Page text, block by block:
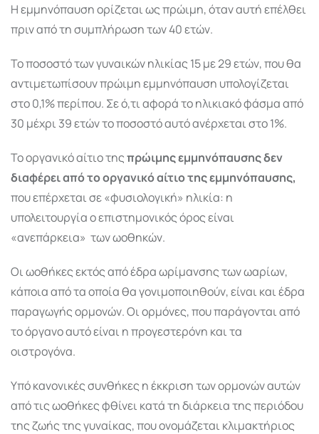
Η εμμηνόπαυση ορίζεται ως πρώιμη, όταν αυτή επέλθει
πριν από τη συμπλήρωση των 40 ετών.
Το ποσοστό των γυναικών ηλικίας 15 με 29 ετών, που θα
αντιμετωπίσουν πρώιμη εμμηνόπαυση υπολογίζεται
στο 0,1% περίπου. Σε ό,τι αφορά το ηλικιακό φάσμα από
30 μέχρι 39 ετών το ποσοστό αυτό ανέρχεται στο 1%.
Το οργανικό αίτιο τηςπρώιμης εμμηνόπαυσης δεν
διαφέρει από το οργανικό αίτιο της εμμηνόπαυσης,
που επέρχεται σε «φυσιολογική» ηλικία: η
υπολειτουργία ο επιστημονικός όρος είναι
«ανεπάρκεια» των ωοθηκών.
Οι ωοθήκες εκτός από έδρα ωρίμανσης των ωαρίων,
κάποια από τα οποία θα γονιμοποιηθούν, είναι και έδρα
παραγωγής ορμονών. Οι ορμόνες, που παράγονται από
το όργανο αυτό είναι η προγεστερόνη και τα
οιστρογόνα.
Υπό κανονικές συνθήκες η έκκριση των ορμονών αυτών
από τις ωοθήκες φθίνει κατά τη διάρκεια της περιόδου
της ζωής της γυναίκας, που ονομάζεται κλιμακτήριος